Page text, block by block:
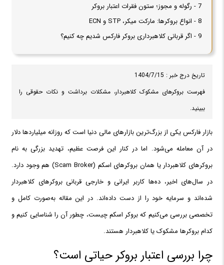
7 - رگوله و مجوز؛ ستون فقرات اعتبار بروکر
8 - انواع بروکرها: مارکت میکر، STP و ECN
9 - اگر قربانی کلاهبرداری بروکر فارکس شدیم چه کنیم؟
تاریخ درج خبر : 1404/7/15
فهرست بروکرهای مشکوک کلاهبردار، مشکلات برداشت و نکات حقوقی را
ببینید.
بازار فارکس یکی از بزرگ‌ترین بازارهای مالی دنیا است که روزانه میلیاردها دلار
در آن معامله می‌شود. اما در کنار این فرصت عظیم، تهدید بزرگی به نام
بروکرهای کلاهبردار یا همان بروکرهای اسکم (Scam Broker) هم وجود دارد.
در سال‌های اخیر، ده‌ها کاربر ایرانی و خارجی قربانی بروکرهای کلاهبردار
شده‌اند و سرمایه خود را از دست داده‌اند. در این مقاله به‌صورت کامل و
تخصصی بررسی می‌کنیم که بروکر اسکم چیست، چطور آن را شناسایی کنیم و
کدام بروکرها مشکوک یا کلاهبردار هستند.
چرا بررسی اعتبار بروکر حیاتی است؟